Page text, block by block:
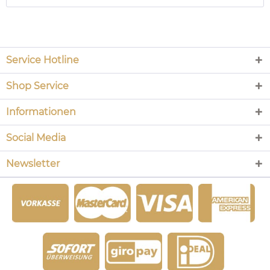
Service Hotline
Shop Service
Informationen
Social Media
Newsletter